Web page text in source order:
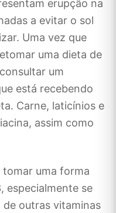
erupção na
a evitar o sol
Uma vez que
uma dieta de
um
está recebendo
Carne, laticínios e
assim como
tomar uma forma
especialmente se
outras vitaminas